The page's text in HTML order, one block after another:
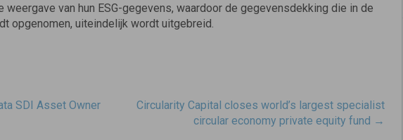
weergave van hun ESG-gegevens, waardoor de gegevensdekking die in de
opgenomen, uiteindelijk wordt uitgebreid.
SDI Asset Owner
Circularity Capital closes world’s largest specialist
circular economy private equity fund →